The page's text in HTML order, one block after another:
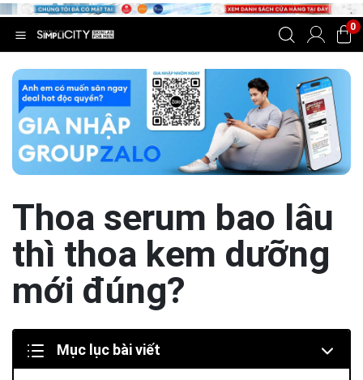
0
Thoa serum bao lâu
thì thoa kem dưỡng
mới đúng?
Mục lục bài viết